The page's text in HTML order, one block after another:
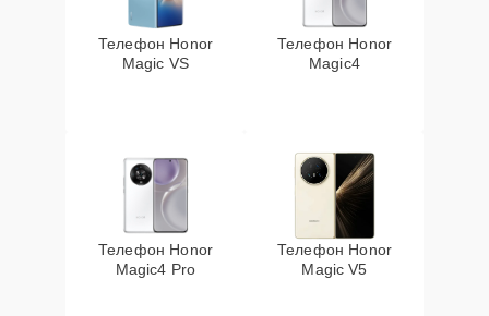
Телефон Honor
Magic VS
Телефон Honor
Magic4
Телефон Honor
Magic4 Pro
Телефон Honor
Magic V5